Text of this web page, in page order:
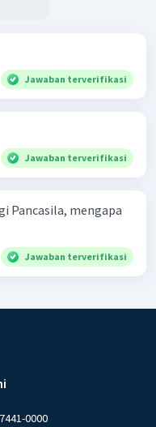
Jawaban terverifikasi
Jawaban terverifikasi
Pancasila, mengapa
Jawaban terverifikasi
0000